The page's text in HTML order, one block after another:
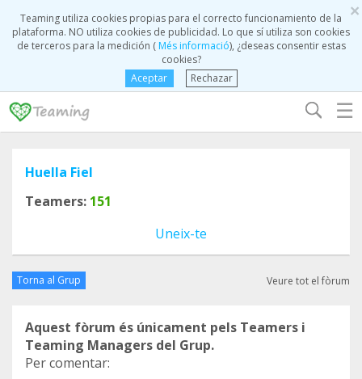
×
Teaming utiliza cookies propias para el correcto funcionamiento de la
plataforma. NO utiliza cookies de publicidad. Lo que sí utiliza son cookies
de terceros para la medición (Més informació), ¿deseas consentir estas
cookies?
Aceptar
Rechazar
☰
Huella Fiel
Teamers: 151
Uneix-te
Torna al Grup Veure tot el fòrum
Aquest fòrum és únicament pels Teamers i
Teaming Managers del Grup.
Per comentar: